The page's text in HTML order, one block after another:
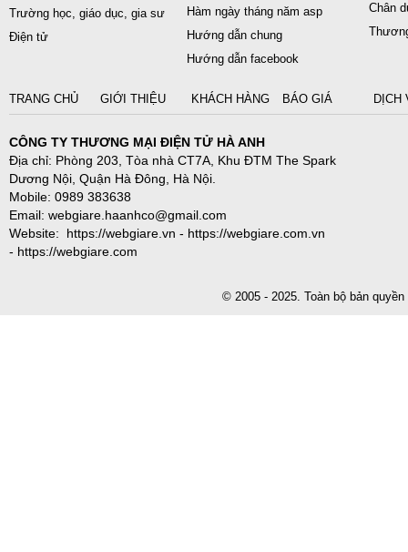
Trường học, giáo dục, gia sư
Điện tử
Hàm ngày tháng năm asp
Hướng dẫn chung
Hướng dẫn facebook
Chân
TRANG CHỦ GIỚI THIỆU KHÁCH HÀNG BÁO GIÁ DỊCH
CÔNG TY THƯƠNG MẠI ĐIỆN TỬ HÀ ANH
Địa chỉ: Phòng 203, Tòa nhà CT7A, Khu ĐTM The Spark
Dương Nội, Quận Hà Đông, Hà Nội.
Mobile: 0989 383638
Email: webgiare.haanhco@gmail.com
Website: https://webgiare.vn - https://webgiare.com.vn
- https://webgiare.com
© 2005 - 2025. Toàn bộ bản